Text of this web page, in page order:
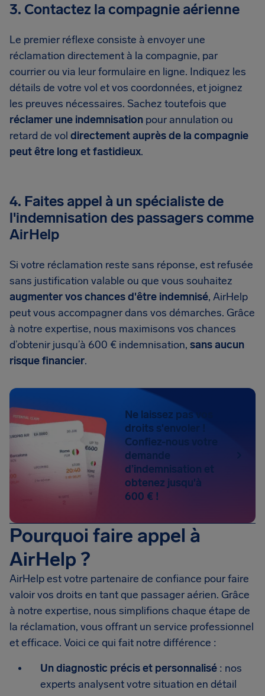
3. Contactez la compagnie aérienne
Le premier réflexe consiste à envoyer une
réclamation directement à la compagnie, par
courrier ou via leur formulaire en ligne. Indiquez les
détails de votre vol et vos coordonnées, et joignez
les preuves nécessaires. Sachez toutefois que
réclamer une indemnisation pour annulation ou
retard de vol directement auprès de la compagnie
peut être long et fastidieux.
4. Faites appel à un spécialiste de
l'indemnisation des passagers comme
AirHelp
Si votre réclamation reste sans réponse, est refusée
sans justification valable ou que vous souhaitez
augmenter vos chances d'être indemnisé, AirHelp
peut vous accompagner dans vos démarches. Grâce
à notre expertise, nous maximisons vos chances
d’obtenir jusqu’à 600 € indemnisation, sans aucun
risque financier.
Ne laissez pas vos
droits s'envoler !
Confiez-nous votre
demande
d’indemnisation et
obtenez jusqu'à
600 € !
Pourquoi faire appel à
AirHelp ?
AirHelp est votre partenaire de confiance pour faire
valoir vos droits en tant que passager aérien. Grâce
à notre expertise, nous simplifions chaque étape de
la réclamation, vous offrant un service professionnel
et efficace. Voici ce qui fait notre différence :
Un diagnostic précis et personnalisé : nos
experts analysent votre situation en détail